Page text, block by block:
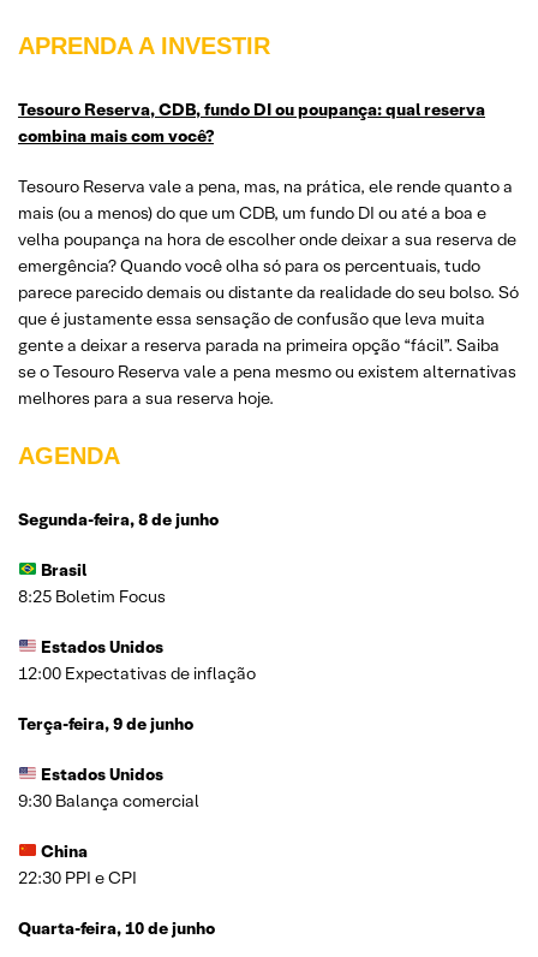
APRENDA A INVESTIR
Tesouro Reserva, CDB, fundo DI ou poupança: qual reserva
combina mais com você?
Tesouro Reserva vale a pena, mas, na prática, ele rende quanto a
mais (ou a menos) do que um CDB, um fundo DI ou até a boa e
velha poupança na hora de escolher onde deixar a sua reserva de
emergência? Quando você olha só para os percentuais, tudo
parece parecido demais ou distante da realidade do seu bolso. Só
que é justamente essa sensação de confusão que leva muita
gente a deixar a reserva parada na primeira opção “fácil”. Saiba
se o Tesouro Reserva vale a pena mesmo ou existem alternativas
melhores para a sua reserva hoje.
AGENDA
Segunda-feira, 8 de junho
Brasil
8:25 Boletim Focus
Estados Unidos
12:00 Expectativas de inflação
Terça-feira, 9 de junho
Estados Unidos
9:30 Balança comercial
China
22:30 PPI e CPI
Quarta-feira, 10 de junho